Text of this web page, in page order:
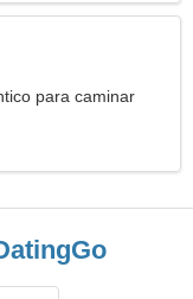
para caminar